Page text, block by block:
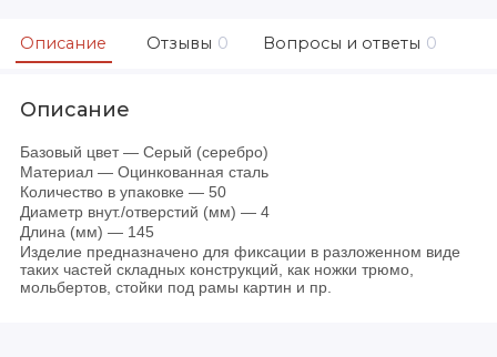
Описание Отзывы 0 Вопросы и ответы 0
Описание
Базовый цвет — Серый (серебро)
Материал — Оцинкованная сталь
Количество в упаковке — 50
Диаметр внут./отверстий (мм) — 4
Длина (мм) — 145
Изделие предназначено для фиксации в разложенном виде
таких частей складных конструкций, как ножки трюмо,
мольбертов, стойки под рамы картин и пр.